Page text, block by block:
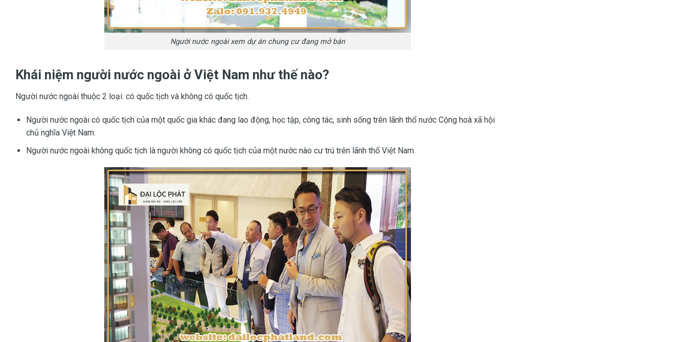
Người nước ngoài xem dự án chung cư đang mở bán
Khái niệm người nước ngoài ở Việt Nam như thế nào?
Người nước ngoài thuộc 2 loại: có quốc tịch và không có quốc tịch.
Người nước ngoài có quốc tịch của một quốc gia khác đang lao động, học tập, công tác, sinh sống trên lãnh thổ nước Cộng hoà xã hội
chủ nghĩa Việt Nam.
Người nước ngoài không quốc tịch là người không có quốc tịch của một nước nào cư trú trên lãnh thổ Việt Nam.